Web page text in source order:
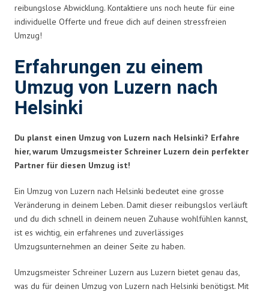
reibungslose Abwicklung. Kontaktiere uns noch heute für eine
individuelle Offerte und freue dich auf deinen stressfreien
Umzug!
Erfahrungen zu einem
Umzug von Luzern nach
Helsinki
Du planst einen Umzug von Luzern nach Helsinki? Erfahre
hier, warum Umzugsmeister Schreiner Luzern dein perfekter
Partner für diesen Umzug ist!
Ein Umzug von Luzern nach Helsinki bedeutet eine grosse
Veränderung in deinem Leben. Damit dieser reibungslos verläuft
und du dich schnell in deinem neuen Zuhause wohlfühlen kannst,
ist es wichtig, ein erfahrenes und zuverlässiges
Umzugsunternehmen an deiner Seite zu haben.
Umzugsmeister Schreiner Luzern aus Luzern bietet genau das,
was du für deinen Umzug von Luzern nach Helsinki benötigst. Mit